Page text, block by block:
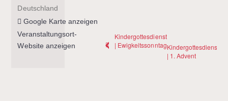
Kindergottesdienst
| EwigkeitssonntagKindergottesdienst
| 1. Advent
Deutschland
Google Karte anzeigen
Veranstaltungsort-
Website anzeigen